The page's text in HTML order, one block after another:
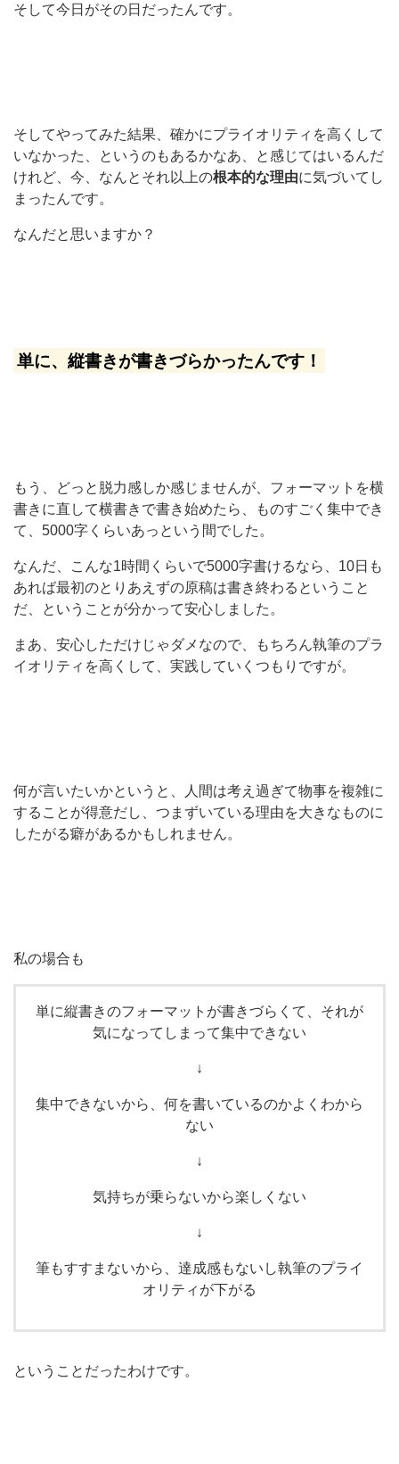
そして今日がその日だったんです。
そしてやってみた結果、確かにプライオリティを高くして
いなかった、というのもあるかなあ、と感じてはいるんだ
けれど、今、なんとそれ以上の根本的な理由に気づいてし
まったんです。
なんだと思いますか？
単に、縦書きが書きづらかったんです！
もう、どっと脱力感しか感じませんが、フォーマットを横
書きに直して横書きで書き始めたら、ものすごく集中でき
て、5000字くらいあっという間でした。
なんだ、こんな1時間くらいで5000字書けるなら、10日も
あれば最初のとりあえずの原稿は書き終わるということ
だ、ということが分かって安心しました。
まあ、安心しただけじゃダメなので、もちろん執筆のプラ
イオリティを高くして、実践していくつもりですが。
何が言いたいかというと、人間は考え過ぎて物事を複雑に
することが得意だし、つまずいている理由を大きなものに
したがる癖があるかもしれません。
私の場合も
単に縦書きのフォーマットが書きづらくて、それが
気になってしまって集中できない
↓
集中できないから、何を書いているのかよくわから
ない
↓
気持ちが乗らないから楽しくない
↓
筆もすすまないから、達成感もないし執筆のプライ
オリティが下がる
ということだったわけです。